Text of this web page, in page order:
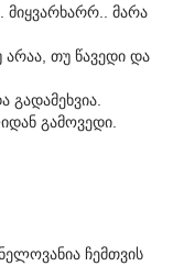
მიყვარხარრ.. მარა
არაა, თუ წავედი და
გადამეხვია.
გამოვედი.
ჩემთვის